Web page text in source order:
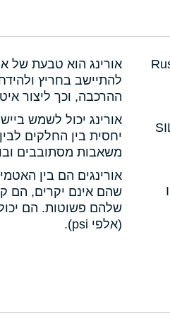
אורינג הוא טבעת של
להתיישב בחריץ
ההרכבה, וכך ליצור
אורינג יכול לשמש
יחסית בין החלקים
משאבות מסתובבים
אורינגים הם בין
שהם אינם יקרים, הם
שלהם פשוטות. הם
(אלפי psi).